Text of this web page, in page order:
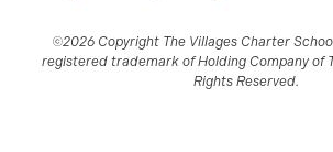
©2026 Copyright The Villages Charter
registered trademark of Holding Company of
Rights Reserved.